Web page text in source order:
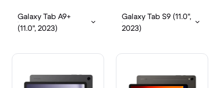
Galaxy Tab A9+
(11.0", 2023)
Galaxy Tab S9 (11.0",
2023)